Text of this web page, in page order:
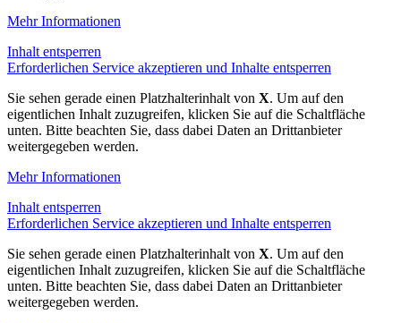
Mehr Informationen
Inhalt entsperren
Erforderlichen Service akzeptieren und Inhalte entsperren
Sie sehen gerade einen Platzhalterinhalt von X. Um auf den
eigentlichen Inhalt zuzugreifen, klicken Sie auf die Schaltfläche
unten. Bitte beachten Sie, dass dabei Daten an Drittanbieter
weitergegeben werden.
Mehr Informationen
Inhalt entsperren
Erforderlichen Service akzeptieren und Inhalte entsperren
Sie sehen gerade einen Platzhalterinhalt von X. Um auf den
eigentlichen Inhalt zuzugreifen, klicken Sie auf die Schaltfläche
unten. Bitte beachten Sie, dass dabei Daten an Drittanbieter
weitergegeben werden.